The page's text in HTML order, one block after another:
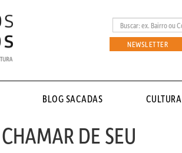
NEWSLETTER
BLOG SACADAS CULTURA
DE SEU